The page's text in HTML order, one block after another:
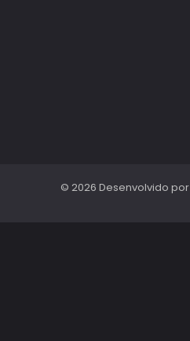
© 2026 Desenvolvido por